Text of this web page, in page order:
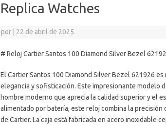
Replica Watches
por 22 de abril de 2025
# Reloj Cartier Santos 100 Diamond Silver Bezel
El Cartier Santos 100 Diamond Silver Bezel 621926
elegancia y sofisticación. Este impresionante modelo
hombre moderno que aprecia la calidad superior y el
alimentado por batería, este reloj combina la
de Cartier. La caja está fabricada en acero inoxidable